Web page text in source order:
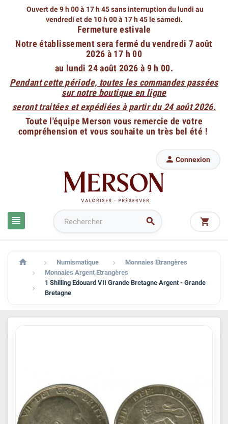
Ouvert de 9 h 00 à 17 h 45 sans interruption du lundi au
vendredi et de 10 h 00 à 17 h 45 le samedi.
Fermeture estivale
Notre établissement sera fermé du vendredi 7 août
2026 à 17 h 00
au lundi 24 août 2026 à 9 h 00.
Pendant cette période, toutes les commandes passées
sur notre boutique en ligne
seront traitées et expédiées à partir du 24 août 2026.
Toute l'équipe Merson vous remercie de votre
compréhension et vous souhaite un très bel été !
 
 Connexion

  Numismatique  Monnaies Etrangères
 Monnaies Argent Etrangères

1 Shilling Edouard VII Grande Bretagne Argent - Grande
Bretagne